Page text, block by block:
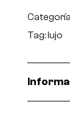
Tag:lujo